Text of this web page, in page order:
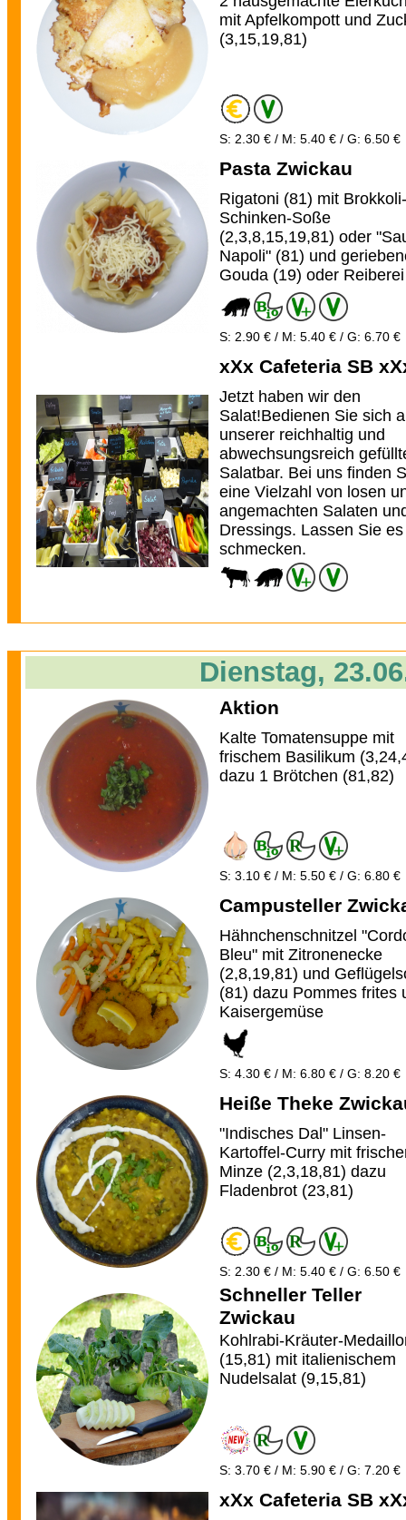
mit Apfelkompott und
(3,15,19,81)
S: 2.30 € / M: 5.40 € / G: 6.50 €
Pasta Zwickau
Rigatoni (81) mit Brokkoli-
Schinken-Soße
(2,3,8,15,19,81) oder
Napoli" (81) und
Gouda (19) oder
S: 2.90 € / M: 5.40 € / G: 6.70 €
xXx Cafeteria SB
Jetzt haben wir den
Salat!Bedienen Sie sich
unserer reichhaltig und
abwechsungsreich
Salatbar. Bei uns finden
eine Vielzahl von losen
angemachten Salaten
Dressings. Lassen Sie
schmecken.
Dienstag,
Aktion
Kalte Tomatensuppe mit
frischem Basilikum
dazu 1 Brötchen (81,82)
S: 3.10 € / M: 5.50 € / G: 6.80 €
Campusteller
Hähnchenschnitzel
Bleu" mit Zitronenecke
(2,8,19,81) und
(81) dazu Pommes frites
Kaisergemüse
S: 4.30 € / M: 6.80 € / G: 8.20 €
Heiße Theke
"Indisches Dal" Linsen-
Kartoffel-Curry mit
Minze (2,3,18,81) dazu
Fladenbrot (23,81)
S: 2.30 € / M: 5.40 € / G: 6.50 €
Schneller Teller
Zwickau
Kohlrabi-Kräuter-
(15,81) mit italienischem
Nudelsalat (9,15,81)
S: 3.70 € / M: 5.90 € / G: 7.20 €
xXx Cafeteria SB